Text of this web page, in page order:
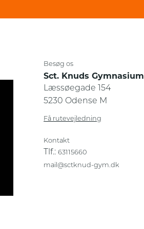
Besøg os
Sct. Knuds Gymnasium
Læssøegade 154
5230 Odense M
Få rutevejledning
Kontakt
Tlf.:63115660
mail@sctknud-gym.dk